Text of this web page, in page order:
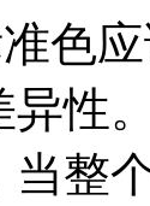
色
异性
当整